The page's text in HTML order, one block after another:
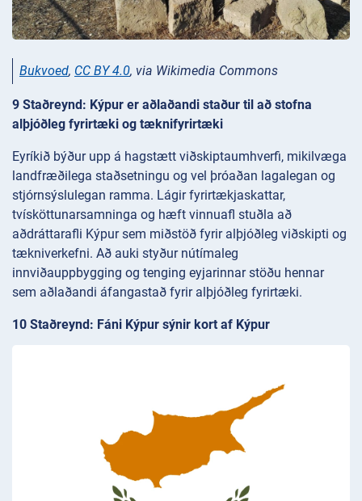
Bukvoed, CC BY 4.0, via Wikimedia Commons
9 Staðreynd: Kýpur er aðlaðandi staður til að stofna
alþjóðleg fyrirtæki og tæknifyrirtæki
Eyríkið býður upp á hagstætt viðskiptaumhverfi, mikilvæga
landfræðilega staðsetningu og vel þróaðan lagalegan og
stjórnsýslulegan ramma. Lágir fyrirtækjaskattar,
tvísköttunarsamninga og hæft vinnuafl stuðla að
aðdráttarafli Kýpur sem miðstöð fyrir alþjóðleg viðskipti og
tækniverkefni. Að auki styður nútímaleg
innviðauppbygging og tenging eyjarinnar stöðu hennar
sem aðlaðandi áfangastað fyrir alþjóðleg fyrirtæki.
10 Staðreynd: Fáni Kýpur sýnir kort af Kýpur